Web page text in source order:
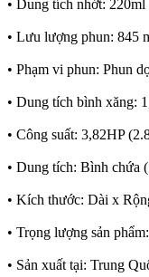
• Dung tích nhớt: 220ml
• Lưu lượng phun: 845
• Phạm vi phun: Phun
• Dung tích bình xăng:
• Công suất: 3,82HP
• Dung tích: Bình chứa
• Kích thước: Dài x
• Trọng lượng sản
• Sản xuất tại: Trung